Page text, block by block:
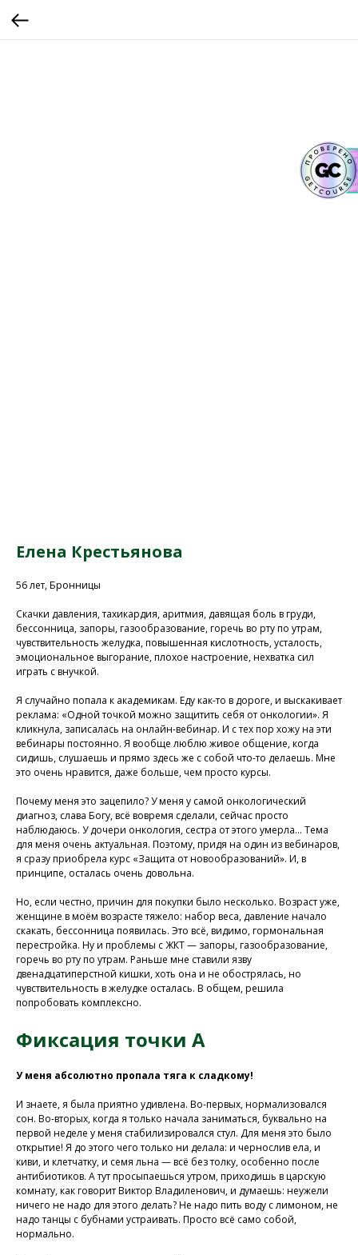
Елена Крестьянова
56 лет, Бронницы
Скачки давления, тахикардия, аритмия, давящая боль в груди,
бессонница, запоры, газообразование, горечь во рту по утрам,
чувствительность желудка, повышенная кислотность, усталость,
эмоциональное выгорание, плохое настроение, нехватка сил
играть с внучкой.
Я случайно попала к академикам. Еду как-то в дороге, и выскакивает
реклама: «Одной точкой можно защитить себя от онкологии». Я
кликнула, записалась на онлайн-вебинар. И с тех пор хожу на эти
вебинары постоянно. Я вообще люблю живое общение, когда
сидишь, слушаешь и прямо здесь же с собой что-то делаешь. Мне
это очень нравится, даже больше, чем просто курсы.
Почему меня это зацепило? У меня у самой онкологический
диагноз, слава Богу, всё вовремя сделали, сейчас просто
наблюдаюсь. У дочери онкология, сестра от этого умерла… Тема
для меня очень актуальная. Поэтому, придя на один из вебинаров,
я сразу приобрела курс «Защита от новообразований». И, в
принципе, осталась очень довольна.
Но, если честно, причин для покупки было несколько. Возраст уже,
женщине в моём возрасте тяжело: набор веса, давление начало
скакать, бессонница появилась. Это всё, видимо, гормональная
перестройка. Ну и проблемы с ЖКТ — запоры, газообразование,
горечь во рту по утрам. Раньше мне ставили язву
двенадцатиперстной кишки, хоть она и не обострялась, но
чувствительность в желудке осталась. В общем, решила
попробовать комплексно.
Фиксация точки А
У меня абсолютно пропала тяга к сладкому!
И знаете, я была приятно удивлена. Во-первых, нормализовался
сон. Во-вторых, когда я только начала заниматься, буквально на
первой неделе у меня стабилизировался стул. Для меня это было
открытие! Я до этого чего только ни делала: и чернослив ела, и
киви, и клетчатку, и семя льна — всё без толку, особенно после
антибиотиков. А тут просыпаешься утром, приходишь в царскую
комнату, как говорит Виктор Владиленович, и думаешь: неужели
ничего не надо для этого делать? Не надо пить воду с лимоном, не
надо танцы с бубнами устраивать. Просто всё само собой,
нормально.